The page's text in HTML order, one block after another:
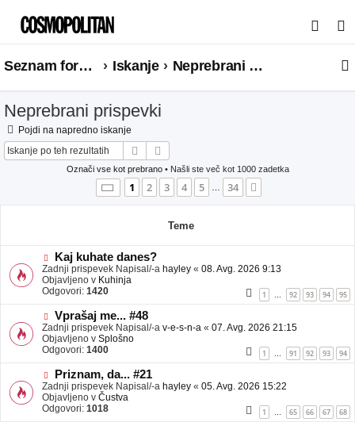
s
a
Seznam forumov Iskanje Neprebrani prispevki
Neprebrani prispevki
Pojdi na napredno iskanje
Iskanje
Označi vse kot prebrano• Našli ste več kot 1000 zadetka
Stran 1od34
1 2 3 4 5 … 34
Teme
N
o
v
e
b
a
v
e
Kaj kuhate danes?
Zadnji prispevek Napisal/-a hayley « 08. Avg. 2026 9:13
Objavljeno v Kuhinja
Odgovori: 1420 1 … 92 93 94 95
N
o
v
e
b
a
v
e
Vprašaj me... #48
Zadnji prispevek Napisal/-a v-e-s-n-a « 07. Avg. 2026 21:15
Objavljeno v Splošno
Odgovori: 1400 1 … 91 92 93 94
N
o
v
e
Priznam, da... #21
Zadnji prispevek Napisal/-a hayley « 05. Avg. 2026 15:22
Objavljeno v Čustva
Odgovori: 1018 1 65 66 67 68